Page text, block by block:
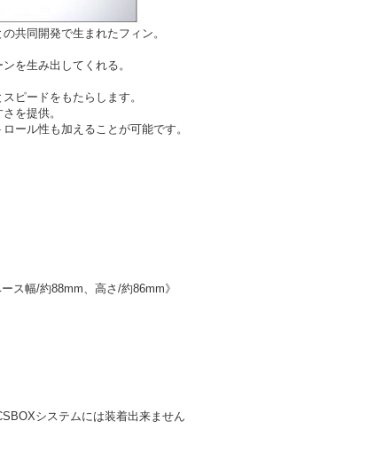
共同開発で生まれたフィン。
を生み出してくれる。
ピードをもたらします。
を提供。
ール性も加えることが可能です。
ース幅/約88mm、高さ/約86mm》
システムには装着出来ません